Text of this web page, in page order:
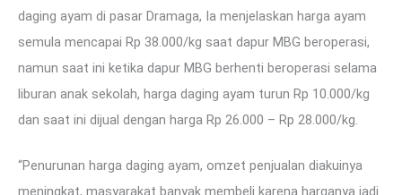
daging ayam di pasar Dramaga, Ia menjelaskan harga ayam
semula mencapai Rp 38.000/kg saat dapur MBG beroperasi,
namun saat ini ketika dapur MBG berhenti beroperasi selama
liburan anak sekolah, harga daging ayam turun Rp 10.000/kg
dan saat ini dijual dengan harga Rp 26.000 – Rp 28.000/kg.
“Penurunan harga daging ayam, omzet penjualan diakuinya
meningkat, masyarakat banyak membeli karena harganya jadi